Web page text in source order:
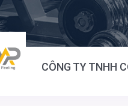
CÔNG TY TNHH